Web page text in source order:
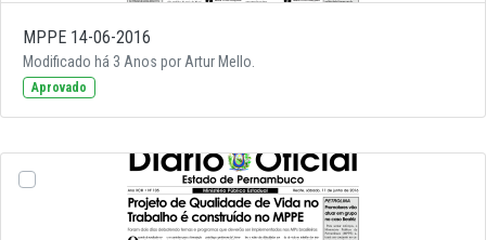
MPPE 14-06-2016
Modificado há 3 Anos por Artur Mello.
Aprovado